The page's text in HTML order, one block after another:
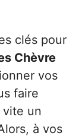
clés pour
Chèvre
vos
faire
un
à vos